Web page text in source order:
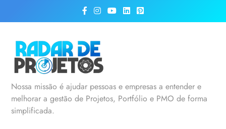
Radar de Projetos
Nossa missão é ajudar pessoas e empresas a entender e
melhorar a gestão de Projetos, Portfólio e PMO de forma
simplificada.